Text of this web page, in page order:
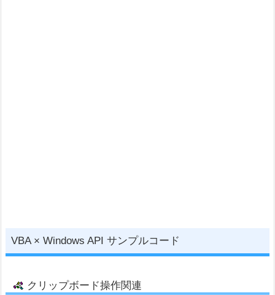
VBA × Windows API サンプルコード
クリップボード操作関連